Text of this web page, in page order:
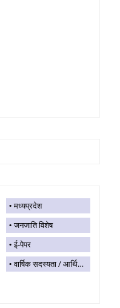
मध्यप्रदेश
जनजाति विशेष
ई-पेपर
वार्षिक सदस्यता / आर्थिक सहयोग